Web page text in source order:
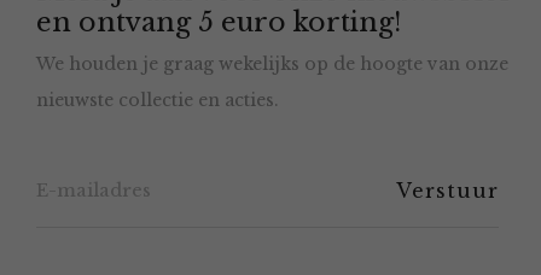
en ontvang 5 euro korting!
We houden je graag wekelijks op de hoogte van onze
nieuwste collectie en acties.